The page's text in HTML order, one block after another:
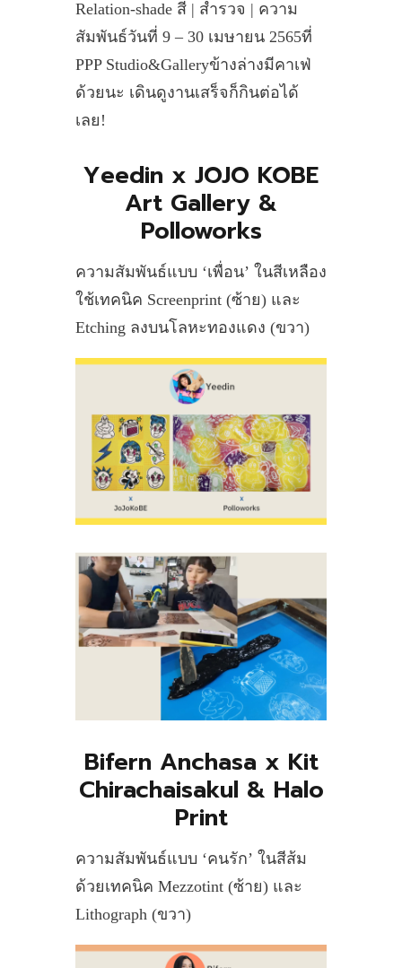
Relation-shade สี | สำรวจ | ความ
สัมพันธ์วันที่ 9 – 30 เมษายน 2565ที่
PPP Studio&Galleryข้างล่างมีคาเฟ่
ด้วยนะ เดินดูงานเสร็จก็กินต่อได้
เลย!
Yeedin x JOJO KOBE
Art Gallery &
Polloworks
ความสัมพันธ์แบบ ‘เพื่อน’ ในสีเหลือง
ใช้เทคนิค Screenprint (ซ้าย) และ
Etching ลงบนโลหะทองแดง (ขวา)
Bifern Anchasa x Kit
Chirachaisakul & Halo
Print
ความสัมพันธ์แบบ ‘คนรัก’ ในสีส้ม
ด้วยเทคนิค Mezzotint (ซ้าย) และ
Lithograph (ขวา)